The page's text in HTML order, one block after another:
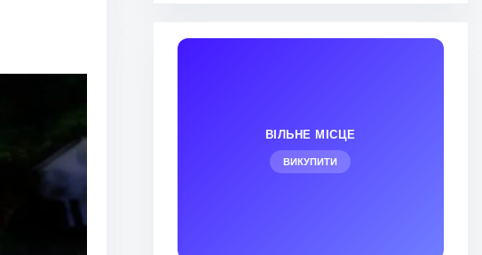
ВІЛЬНЕ МІСЦЕ
ВИКУПИТИ